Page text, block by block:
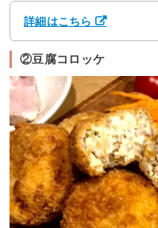
詳細はこちら
②豆腐コロッケ